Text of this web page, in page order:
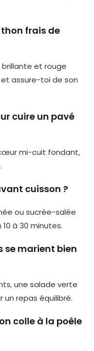
frais de
brillante et rouge
assure-toi de son
cuire un pavé
mi-cuit fondant,
cuisson ?
ou sucrée-salée
à 30 minutes.
se marient bien
une salade verte
repas équilibré.
colle à la poêle